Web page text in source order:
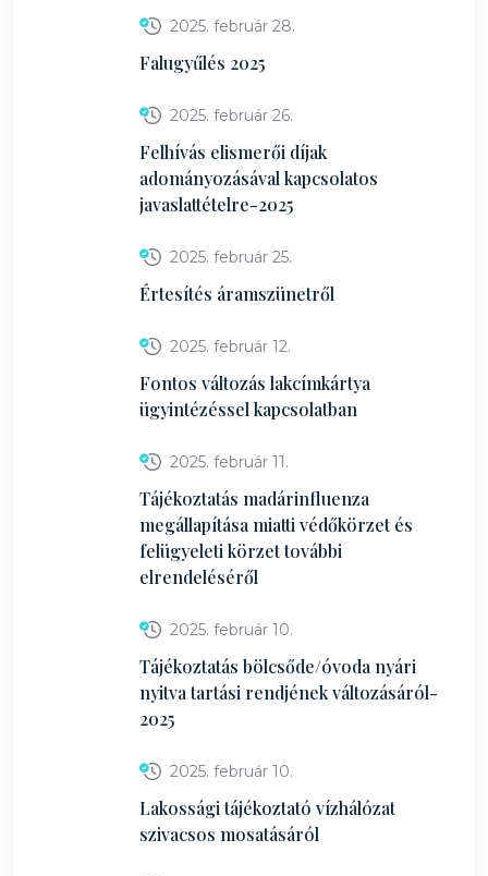
2025. február 28.
Falugyűlés 2025
2025. február 26.
Felhívás elismerői díjak
adományozásával kapcsolatos
javaslattételre-2025
2025. február 25.
Értesítés áramszünetről
2025. február 12.
Fontos változás lakcímkártya
ügyintézéssel kapcsolatban
2025. február 11.
Tájékoztatás madárinfluenza
megállapítása miatti védőkörzet és
felügyeleti körzet további
elrendeléséről
2025. február 10.
Tájékoztatás bölcsőde/óvoda nyári
nyitva tartási rendjének változásáról-
2025
2025. február 10.
Lakossági tájékoztató vízhálózat
szivacsos mosatásáról